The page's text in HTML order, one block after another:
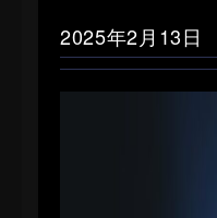
2025年2月13日